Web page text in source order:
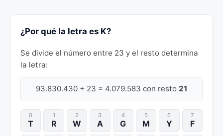
¿Por qué la letra es K?
Se divide el número entre 23 y el resto determina
la letra:
93.830.430 ÷ 23 = 4.079.583 con resto 21
0
T
1
R
2
W
3
A
4
G
5
M
6
Y
7
F